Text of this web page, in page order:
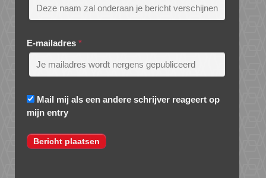
E-mailadres *
Mail mij als een andere schrijver reageert op
mijn entry